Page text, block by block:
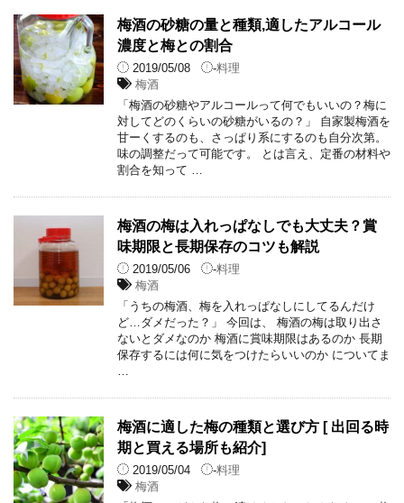
梅酒の砂糖の量と種類,適したアルコール
濃度と梅との割合
2019/05/08 -料理
梅酒
「梅酒の砂糖やアルコールって何でもいいの？梅に
対してどのくらいの砂糖がいるの？」 自家製梅酒を
甘ーくするのも、さっぱり系にするのも自分次第。
味の調整だって可能です。 とは言え、定番の材料や
割合を知って …
梅酒の梅は入れっぱなしでも大丈夫？賞
味期限と長期保存のコツも解説
2019/05/06 -料理
梅酒
「うちの梅酒、梅を入れっぱなしにしてるんだけ
ど…ダメだった？」 今回は、 梅酒の梅は取り出さ
ないとダメなのか 梅酒に賞味期限はあるのか 長期
保存するには何に気をつけたらいいのか についてま
梅酒に適した梅の種類と選び方 [ 出回る時
期と買える場所も紹介]
2019/05/04 -料理
梅酒